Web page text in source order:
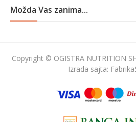
Možda Vas zanima...
Copyright © OGISTRA NUTRITION
Izrada sajta: